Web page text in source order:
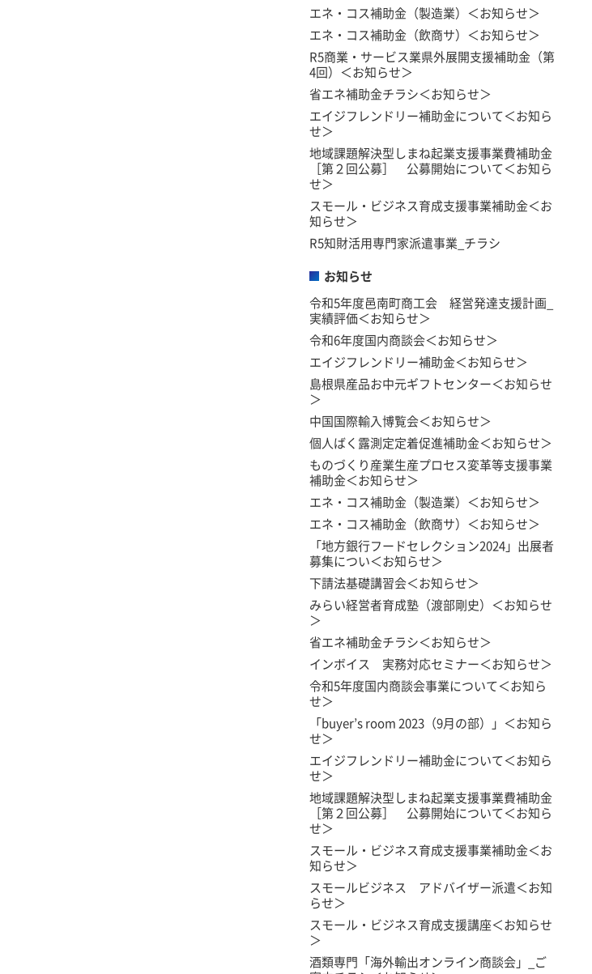
エネ・コス補助金（製造業）＜お知らせ＞
エネ・コス補助金（飲商サ）＜お知らせ＞
R5商業・サービス業県外展開支援補助金（第
4回）＜お知らせ＞
省エネ補助金チラシ＜お知らせ＞
エイジフレンドリー補助金について＜お知ら
せ＞
地域課題解決型しまね起業支援事業費補助金
［第２回公募］ 公募開始について＜お知ら
せ＞
スモール・ビジネス育成支援事業補助金＜お
知らせ＞
R5知財活用専門家派遣事業_チラシ
お知らせ
令和5年度邑南町商工会 経営発達支援計画_
実績評価＜お知らせ＞
令和6年度国内商談会＜お知らせ＞
エイジフレンドリー補助金＜お知らせ＞
島根県産品お中元ギフトセンター＜お知らせ
＞
中国国際輸入博覧会＜お知らせ＞
個人ばく露測定定着促進補助金＜お知らせ＞
ものづくり産業生産プロセス変革等支援事業
補助金＜お知らせ＞
エネ・コス補助金（製造業）＜お知らせ＞
エネ・コス補助金（飲商サ）＜お知らせ＞
「地方銀行フードセレクション2024」出展者
募集につい＜お知らせ＞
下請法基礎講習会＜お知らせ＞
みらい経営者育成塾（渡部剛史）＜お知らせ
＞
省エネ補助金チラシ＜お知らせ＞
インボイス 実務対応セミナー＜お知らせ＞
令和5年度国内商談会事業について＜お知ら
せ＞
「buyer’s room 2023（9月の部）」＜お知ら
せ＞
エイジフレンドリー補助金について＜お知ら
せ＞
地域課題解決型しまね起業支援事業費補助金
［第２回公募］ 公募開始について＜お知ら
せ＞
スモール・ビジネス育成支援事業補助金＜お
知らせ＞
スモールビジネス アドバイザー派遣＜お知
らせ＞
スモール・ビジネス育成支援講座＜お知らせ
＞
酒類専門「海外輸出オンライン商談会」_ご